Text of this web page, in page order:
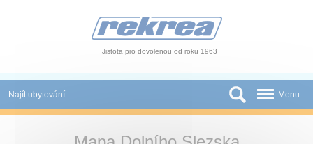
Jistota pro dovolenou od roku 1963
Najít ubytování Menu